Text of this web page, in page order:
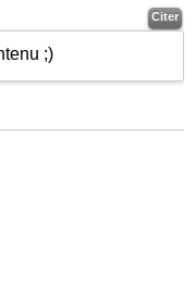
Citer
;)